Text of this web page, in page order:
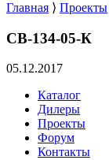
Главная ⟩ Проекты
СВ-134-05-К
05.12.2017
Каталог
Дилеры
Проекты
Форум
Контакты